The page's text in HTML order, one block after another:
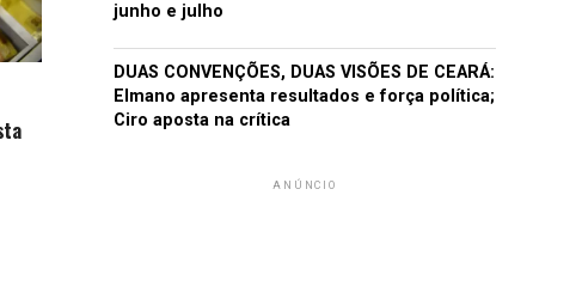
junho e julho
DUAS CONVENÇÕES, DUAS VISÕES DE CEARÁ:
Elmano apresenta resultados e força política;
Ciro aposta na crítica
ANÚNCIO